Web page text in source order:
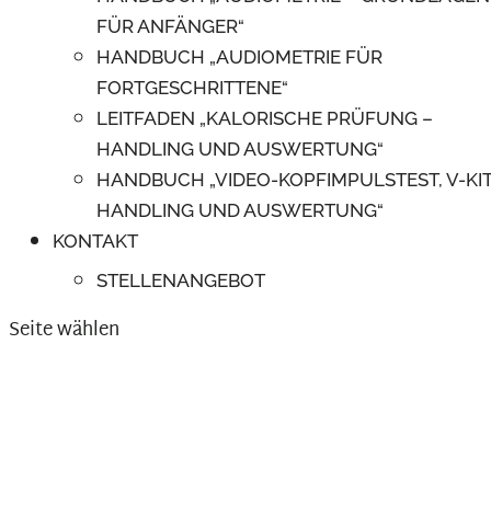
FÜR ANFÄNGER“
HANDBUCH „AUDIOMETRIE FÜR
FORTGESCHRITTENE“
LEITFADEN „KALORISCHE PRÜFUNG –
HANDLING UND AUSWERTUNG“
HANDBUCH „VIDEO-KOPFIMPULSTEST, V-
HANDLING UND AUSWERTUNG“
KONTAKT
STELLENANGEBOT
Seite wählen